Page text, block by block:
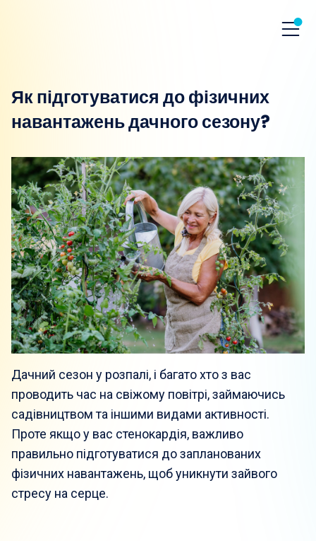
Як підготуватися до фізичних
навантажень дачного сезону?
Дачний сезон у розпалі, і багато хто з вас
проводить час на свіжому повітрі, займаючись
садівництвом та іншими видами активності.
Проте якщо у вас стенокардія, важливо
правильно підготуватися до запланованих
фізичних навантажень, щоб уникнути зайвого
стресу на серце.